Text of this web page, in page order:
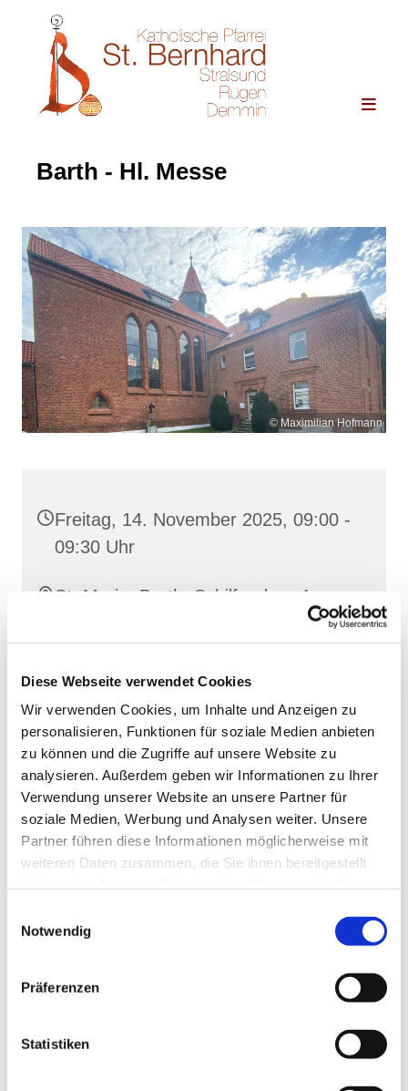
Diese Webseite verwendet Cookies
Wir verwenden Cookies, um Inhalte und Anzeigen zu
personalisieren, Funktionen für soziale Medien anbieten
zu können und die Zugriffe auf unsere Website zu
analysieren. Außerdem geben wir Informationen zu Ihrer
Verwendung unserer Website an unsere Partner für
soziale Medien, Werbung und Analysen weiter. Unsere
Partner führen diese Informationen möglicherweise mit
weiteren Daten zusammen, die Sie ihnen bereitgestellt
Notwendig
Präferenzen
Statistiken
Barth - Hl. Messe
© Maximilian Hofmann
Freitag, 14. November 2025, 09:00 -
09:30 Uhr
St. Maria, Barth, Schilfgraben 4,